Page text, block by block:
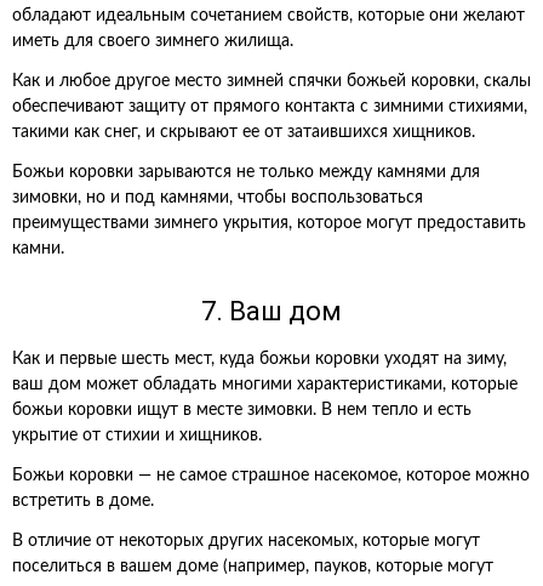
обладают идеальным сочетанием свойств, которые они желают
иметь для своего зимнего жилища.
Как и любое другое место зимней спячки божьей коровки, скалы
обеспечивают защиту от прямого контакта с зимними стихиями,
такими как снег, и скрывают ее от затаившихся хищников.
Божьи коровки зарываются не только между камнями для
зимовки, но и под камнями, чтобы воспользоваться
преимуществами зимнего укрытия, которое могут предоставить
камни.
7. Ваш дом
Как и первые шесть мест, куда божьи коровки уходят на зиму,
ваш дом может обладать многими характеристиками, которые
божьи коровки ищут в месте зимовки. В нем тепло и есть
укрытие от стихии и хищников.
Божьи коровки — не самое страшное насекомое, которое можно
встретить в доме.
В отличие от некоторых других насекомых, которые могут
поселиться в вашем доме (например, пауков, которые могут